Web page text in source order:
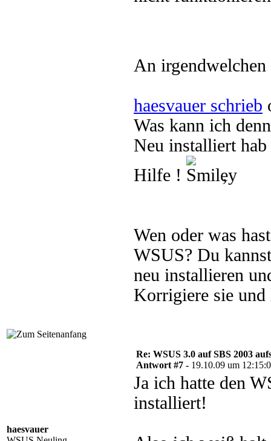
An
haesvauer schrieb
Was kann ich
Neu installiert
Hilfe !
,
Wen oder was
WSUS? Du
neu installieren
Korrigiere sie und
haesvauer
Re: WSUS 3.0 auf SBS 2003
Antwort #7 - 19.10.09 um
Ja ich hatte den
installiert!